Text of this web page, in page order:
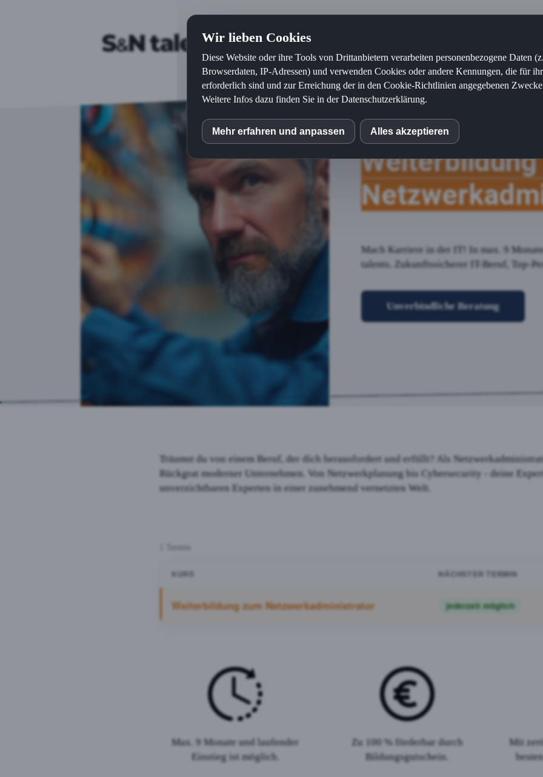
Umschulung
Mach Karriere in der IT! In max. 9
talents. Zukunftssicherer IT-Beruf, Top-
Unverbindliche Beratung
Träumst du von einem Beruf, der dich herausfordert und erfüllt? Als
Rückgrat moderner Unternehmen. Von Netzwerkplanung bis Cybersecurity - deine
unverzichtbaren Experten in einer zunehmend vernetzten Welt.
1 Termin
KURS NÄCHSTER TERMIN
Weiterbildung zum Netzwerkadministrator jederzeit möglich
Max. 9 Monate und laufender
Einstieg ist möglich.
Zu 100 % förderbar durch
Bildungsgutschein.
Mit
Wir lieben Cookies
Diese Website oder ihre Tools von Drittanbietern verarbeiten personenbezogene Daten
Browserdaten, IP-Adressen) und verwenden Cookies oder andere Kennungen, die für
erforderlich sind und zur Erreichung der in den Cookie-Richtlinien angegebenen
Weitere Infos dazu finden Sie in der Datenschutzerklärung.
inCMS
Matomo (Piwik)
Google Fonts
GA4-Tag
GTM-body-Tag
Mehr erfahren und anpassen Alles akzeptieren